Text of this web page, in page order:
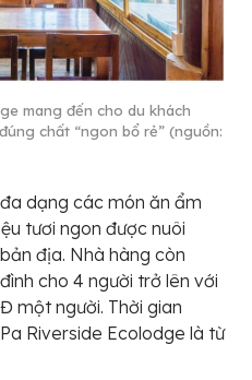
mang đến cho du khách
chất “ngon bổ rẻ” (nguồn:
dạng các món ăn ẩm
tươi ngon được nuôi
địa. Nhà hàng còn
cho 4 người trở lên với
một người. Thời gian
Riverside Ecolodge là từ